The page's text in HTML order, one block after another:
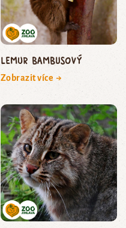
lemur bambusový
Zobrazit více →